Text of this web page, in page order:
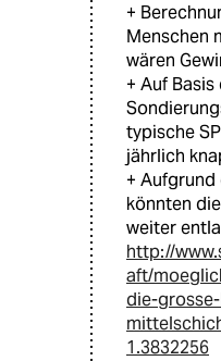
+
Menschen
wären
+ Auf
typische
jährlich
+
könnten
weiter
http://
aft/
die-
1.3832256